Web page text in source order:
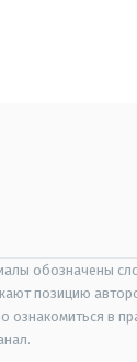
обозначены
позицию
ознакомиться в